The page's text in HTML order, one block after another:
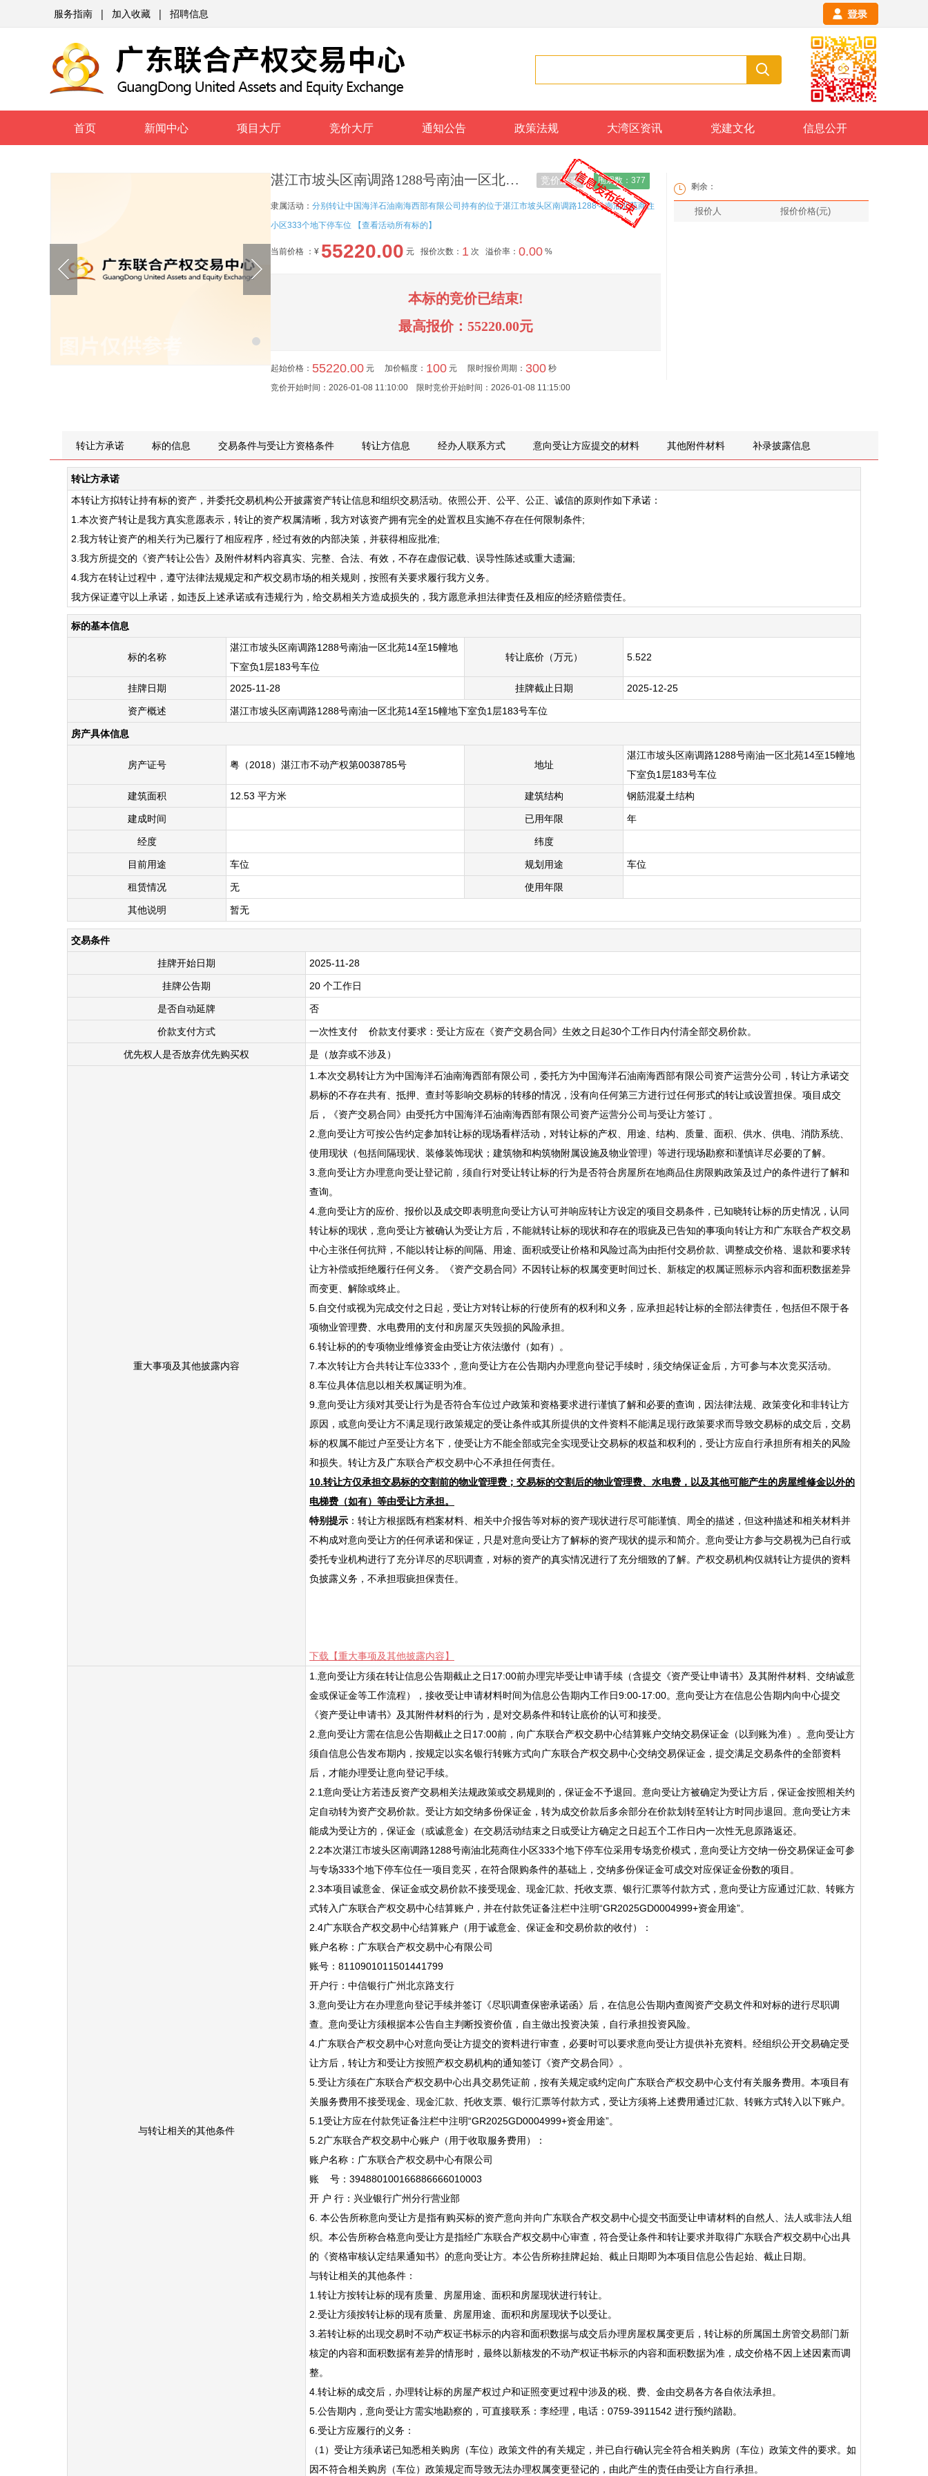
服务指南 | 加入收藏 | 招聘信息
首页 新闻中心 项目大厅 竞价大厅 通知公告 政策法规 大湾区资讯 党建文化 信息公开
湛江市坡头区南调路1288号南油一区北苑14至15幢地下室负1层183号车位 竞价结束 围观数： 377
隶属活动： 分别转让中国海洋石油南海西部有限公司持有的位于湛江市坡头区南调路1288号南油北苑商住
小区333个地下停车位 【查看活动所有标的】
当前价格 ：¥ 55220.00 元 报价次数： 1 次 溢价率： 0.00 %
本标的竞价已结束!
最高报价： 55220.00元
起始价格： 55220.00 元 加价幅度： 100 元 限时报价周期： 300 秒
竞价开始时间： 2026-01-08 11:10:00 限时竞价开始时间： 2026-01-08 11:15:00
剩余：
报价人 报价价格(元)
转让方承诺 标的信息 交易条件与受让方资格条件 转让方信息 经办人联系方式 意向受让方应提交的材料 其他附件材料 补录披露信息
转让方承诺
本转让方拟转让持有标的资产，并委托交易机构公开披露资产转让信息和组织交易活动。依照公开、公平、公正、诚信的原则作如下承诺：
1.本次资产转让是我方真实意愿表示，转让的资产权属清晰，我方对该资产拥有完全的处置权且实施不存在任何限制条件;
2.我方转让资产的相关行为已履行了相应程序，经过有效的内部决策，并获得相应批准;
3.我方所提交的《资产转让公告》及附件材料内容真实、完整、合法、有效，不存在虚假记载、误导性陈述或重大遗漏;
4.我方在转让过程中，遵守法律法规规定和产权交易市场的相关规则，按照有关要求履行我方义务。
我方保证遵守以上承诺，如违反上述承诺或有违规行为，给交易相关方造成损失的，我方愿意承担法律责任及相应的经济赔偿责任。
标的基本信息
标的名称
湛江市坡头区南调路1288号南油一区北苑14至15幢地
下室负1层183号车位
转让底价（万元） 5.522
挂牌日期 2025-11-28 挂牌截止日期 2025-12-25
资产概述 湛江市坡头区南调路1288号南油一区北苑14至15幢地下室负1层183号车位
房产具体信息
房产证号 粤（2018）湛江市不动产权第0038785号 地址
湛江市坡头区南调路1288号南油一区北苑14至15幢地
下室负1层183号车位
建筑面积
12.53 平方米 建筑结构 钢筋混凝土结构
建成时间 已用年限 年
经度 纬度
目前用途 车位 规划用途 车位
租赁情况 无 使用年限
其他说明 暂无
交易条件
挂牌开始日期 2025-11-28
挂牌公告期 20 个工作日
是否自动延牌 否
价款支付方式 一次性支付 价款支付要求：受让方应在《资产交易合同》生效之日起30个工作日内付清全部交易价款。
优先权人是否放弃优先购买权 是（放弃或不涉及）
重大事项及其他披露内容
1. 本次交易转让方为中国海洋石油南海西部有限公司，委托方为中国海洋石油南海西部有限公司资产运营分公司，转让方承诺交
易标的不存在共有、抵押、查封等影响交易标的转移的情况，没有向任何第三方进行过任何形式的转让或设置担保。项目成交
后，《资产交易合同》由受托方中国海洋石油南海西部有限公司资产运营分公司与受让方签订 。
2 意向受让方可按公告约定参加转让标的现场看样活动 ，对转让标的产权、用途、结构、质量、面积、供水、供电、消防系统、
使用现状（包括间隔现状、装修装饰现状；建筑物和构筑物附属设施及物业管理）等进行现场勘察和谨慎详尽必要的了解。
3 .意向受让方办理意向受让登记前，须自行对受让转让标的行为是否符合房屋所在地商品住房限购政策及过户的条件进行了解和
查询。
4 .意向受让方的应价、报价以及成交即表明意向受让方认可并响应转让方设定的项目交易条件，已知晓转让标的历史情况，认同
转让标的现状，意向受让方被确认为受让方后，不能就转让标的现状和存在的瑕疵及已告知的事项向转让方和广东联合产权交易
中心主张任何抗辩，不能以转让标的间隔、用途、面积或受让价格和风险过高为由拒付交易价款、调整成交价格、退款和要求转
让方补偿或拒绝履行任何义务。《资产交易合同》不因转让标的权属变更时间过长、新核定的权属证照标示内容和面积数据差异
而变更、解除或终止。
5 .自交付或视为完成交付之日起，受让方对转让标的行使所有的权利和义务，应承担起转让标的全部法律责任，包括但不限于各
项物业管理费、水电费用的支付和房屋灭失毁损的风险承担。
6 .转让标的的专项物业维修资金由受让方依法缴付（如有）。
7 本次转让方合共转让车位333个，意向受让方在公告期内办理意向登记手续时，须交纳保证金后，方可参与本次竞买活动。
8 .车位具体信息以相关权属证明为准。
9 .意向受让方须对其受让行为是否符合车位过户政策和资格要求进行谨慎了解和必要的查询，因法律法规、政策变化和非转让方
原因，或意向受让方不满足现行政策规定的受让条件或其所提供的文件资料不能满足现行政策要求而导致交易标的成交后，交易
标的权属不能过户至受让方名下，使受让方不能全部或完全实现受让交易标的权益和权利的，受让方应自行承担所有相关的风险
和损失。转让方及广东联合产权交易中心不承担任何责任。
10.转让方仅承担交易标的交割前的物业管理费；交易标的交割 后的物业管理费、水电费，以及其他可能产生的房屋维修金以外的
电梯费（如有）等由受让方承担。
特别提示 ：转让方根据既有档案材料、相关中介报告等对标的资产现状进行尽可能谨慎、周全的描述，但这种描述和相关材料并
不构成对意向受让方的任何承诺和保证，只是对意向受让方了解标的资产现状的提示和简介。意向受让方参与交易视为已自行或
委托专业机构进行了充分详尽的尽职调查，对标的资产的真实情况进行了充分细致的了解。产权交易机构仅就转让方提供的资料
负披露义务，不承担瑕疵担保责任。
下载【重大事项及其他披露内容】
与转让相关的其他条件
1.意向受让方须在转让信息公告期截止之日17:00前办理完毕受让申请手续（含提交《资产受让申请书》及其附件材料、交纳诚意
金或保证金等工作流程），接收受让申请材料时间为信息公告期内工作日9:00-17:00。意向受让方在信息公告期内向中心提交
《资产受让申请书》及其附件材料的行为，是对交易条件和转让底价的认可和接受。
2.意向受让方需在信息公告期截止之日17:00前，向广东联合产权交易中心结算账户交纳交易保证金（以到账为准）。意向受让方
须自信息公告发布期内，按规定以实名银行转账方式向广东联合产权交易中心交纳交易保证金，提交满足交易条件的全部资料
后，才能办理受让意向登记手续。
2.1意向受让方若违反资产交易相关法规政策或交易规则的，保证金不予退回。 意向受让方被确定为受让方后，保证金按照相关约
定自动转为资产交易价款。 受让方如交纳多份保证金，转为成交价款后多余部分在价款划转至转让方时同步退回。 意向受让方未
能成为受让方的，保证金（或诚意金）在交易活动结束之日或受让方确定之日起五个工作日内一次性无息原路返还。
2.2本次湛江市坡头区南调路1288号南油北苑商住小区333个地下停车位采用专场竞价模式，意向受让方交纳一份交易保证金可参
与专场333个地下停车位任一项目竞买，在符合限购条件的基础上，交纳多份保证金可成交对应保证金份数的项目。
2.3本项目诚意金、保证金或交易价款不接受现金、现金汇款、托收支票、银行汇票等付款方式，意向受让方应通过汇款、转账方
式转入广东联合产权交易中心结算账户，并在付款凭证备注栏中注明“GR2025GD0004999+资金用途”。
2.4广东联合产权交易中心结算账户（用于诚意金、保证金和交易价款的收付）：
账户名称：广东联合产权交易中心有限公司
账号：8110901011501441799
开户行：中信银行广州北京路支行
3.意向受让方在办理意向登记手续并签订《尽职调查保密承诺函》后，在信息公告期内查阅资产交易文件和对标的进行尽职调
查。意向受让方须根据本公告自主判断投资价值，自主做出投资决策，自行承担投资风险。
4.广东联合产权交易中心对意向受让方提交的资料进行审查，必要时可以要求意向受让方提供补充资料。经组织公开交易确定受
让方后，转让方和受让方按照产权交易机构的通知签订《资产交易合同》。
5.受让方须在广东联合产权交易中心出具交易凭证前，按有关规定或约定向广东联合产权交易中心支付有关服务费用。本项目有
关服务费用不接受现金、现金汇款、托收支票、银行汇票等付款方式，受让方须将上述费用通过汇款、转账方式转入以下账户。
5.1受让方应在付款凭证备注栏中注明“GR2025GD0004999+资金用途”。
5.2广东联合产权交易中心账户（用于收取服务费用）：
账户名称：广东联合产权交易中心有限公司
账 号：394880100166886666010003
开 户 行：兴业银行广州分行营业部
6. 本公告所称意向受让方是指有购买标的资产意向并向广东联合产权交易中心提交书面受让申请材料的自然人、法人或非法人组
织。本公告所称合格意向受让方是指经广东联合产权交易中心审查，符合受让条件和转让要求并取得广东联合产权交易中心出具
的《资格审核认定结果通知书》的意向受让方。本公告所称挂牌起始、截止日期即为本项目信息公告起始、截止日期。
与转让相关的其他条件：
1.转让方按转让标的现有质量、房屋用途、面积和房屋现状进行转让。
2.受让方须按转让标的现有质量、房屋用途、面积和房屋现状予以受让。
3.若转让标的出现交易时不动产权证书标示的内容和面积数据与成交后办理房屋权属变更后，转让标的所属国土房管交易部门新
核定的内容和面积数据有差异的情形时，最终以新核发的不动产权证书标示的内容和面积数据为准，成交价格不因上述因素而调
整。
4.转让标的成交后，办理转让标的房屋产权过户和证照变更过程中涉及的税、费、金由交易各方各自依法承担。
5.公告期内，意向受让方需实地勘察的，可直接联系：李经理，电话：0759-3911542 进行预约踏勘。
6.受让方应履行的义务：
（1）受让方须承诺已知悉相关购房（车位）政策文件的有关规定，并已自行确认完全符合相关购房（车位）政策文件的要求。如
因不符合相关购房（车位）政策规定而导致无法办理权属变更登记的，由此产生的责任由受让方自行承担。